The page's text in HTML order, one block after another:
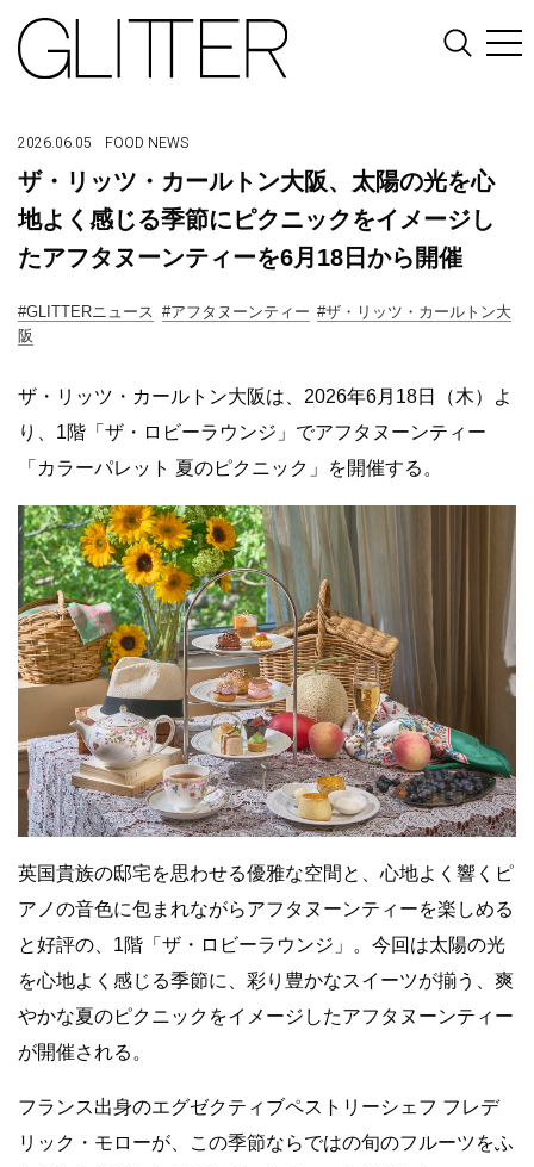
2026.06.05 FOOD NEWS
ザ・リッツ・カールトン大阪、太陽の光を心
地よく感じる季節にピクニックをイメージし
たアフタヌーンティーを6月18日から開催
#GLITTERニュース #アフタヌーンティー #ザ・リッツ・カールトン大
阪
ザ・リッツ・カールトン大阪は、2026年6月18日（木）よ
り、1階「ザ・ロビーラウンジ」でアフタヌーンティー
「カラーパレット 夏のピクニック」を開催する。
英国貴族の邸宅を思わせる優雅な空間と、心地よく響くピ
アノの音色に包まれながらアフタヌーンティーを楽しめる
と好評の、1階「ザ・ロビーラウンジ」。今回は太陽の光
を心地よく感じる季節に、彩り豊かなスイーツが揃う、爽
やかな夏のピクニックをイメージしたアフタヌーンティー
が開催される。
フランス出身のエグゼクティブペストリーシェフ フレデ
リック・モローが、この季節ならではの旬のフルーツをふ